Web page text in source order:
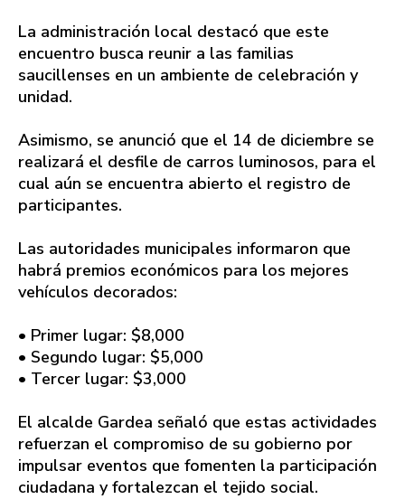
La administración local destacó que este
encuentro busca reunir a las familias
saucillenses en un ambiente de celebración y
unidad.
Asimismo, se anunció que el 14 de diciembre se
realizará el desfile de carros luminosos, para el
cual aún se encuentra abierto el registro de
participantes.
Las autoridades municipales informaron que
habrá premios económicos para los mejores
vehículos decorados:
• Primer lugar: $8,000
• Segundo lugar: $5,000
• Tercer lugar: $3,000
El alcalde Gardea señaló que estas actividades
refuerzan el compromiso de su gobierno por
impulsar eventos que fomenten la participación
ciudadana y fortalezcan el tejido social.